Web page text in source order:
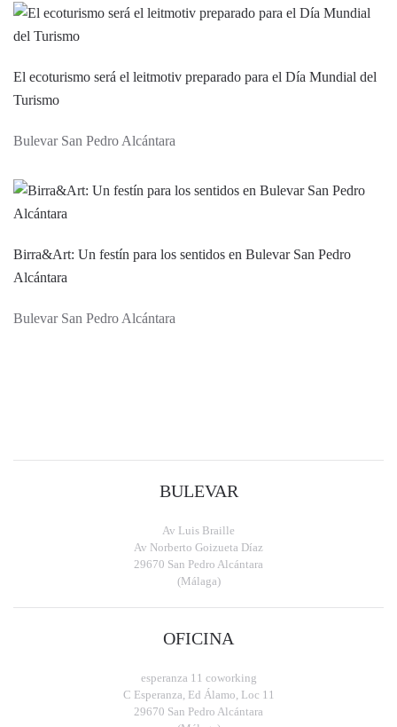
El ecoturismo será el leitmotiv preparado para el Día Mundial del
Turismo
Bulevar San Pedro Alcántara
Birra&Art: Un festín para los sentidos en Bulevar San Pedro
Alcántara
Bulevar San Pedro Alcántara
BULEVAR
Av Luis Braille
Av Norberto Goizueta Díaz
29670 San Pedro Alcántara
(Málaga)
OFICINA
esperanza 11 coworking
C Esperanza, Ed Álamo, Loc 11
29670 San Pedro Alcántara